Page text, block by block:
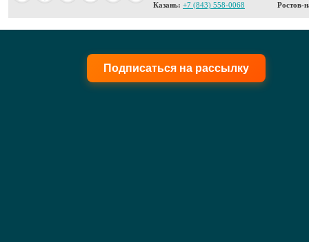
Казань: +7 (843) 558-0068
Ростов-
Подписаться на рассылку